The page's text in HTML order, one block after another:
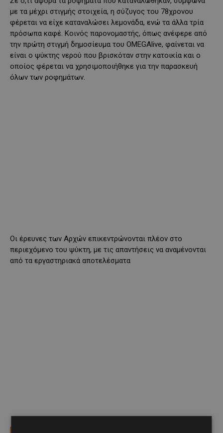
με τα μέχρι στιγμής στοιχεία, η σύζυγος του 78χρονου
φέρεται να είχε καταναλώσει λεμονάδα, ενώ τα άλλα τρία
πρόσωπα καφέ. Κοινός παρονομαστής, όπως ανέφερε από
την πρώτη στιγμή δημοσίευμα του OMEGAlive, φαίνεται να
είναι ο ψύκτης νερού που βρισκόταν στην κατοικία και ο
οποίος φέρεται να χρησιμοποιήθηκε για την παρασκευή
όλων των ροφημάτων.
Οι έρευνες των Αρχών επικεντρώνονται πλέον στο
περιεχόμενο του ψύκτη, με τις απαντήσεις να αναμένονται
από τα εργαστηριακά αποτελέσματα